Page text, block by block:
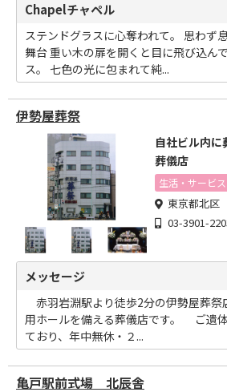
Chapelチャペル
ステンドグラスに心奪われて。 思わず
舞台 重い木の扉を開くと目に飛び込ん
ス。 七色の光に包まれて純...
伊勢屋葬祭
自社ビル内に
葬儀店
生活・サービス
東京都北区
03-3901-
メッセージ
赤羽岩淵駅より徒歩2分の伊勢屋葬祭
用ホールを備える葬儀店です。 ご遺
ており、年中無休・２...
亀戸駅前式場 北辰舎